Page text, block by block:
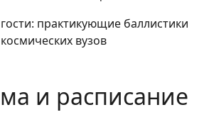
практикующие баллистики
вузов
и расписание